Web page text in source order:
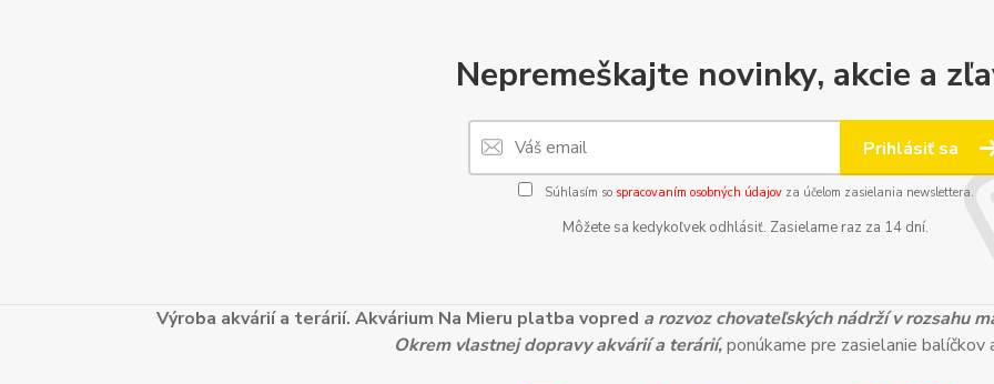
Nepremeškajte novinky, akcie a
Prihlásiť sa
Súhlasím so spracovaním osobných údajovza účelom zasielania newslettera.
Môžete sa kedykoľvek odhlásiť. Zasielame raz za 14 dní.
Výroba akvárií a terárií. Akvárium Na Mieru platba vopred a rozvoz chovateľských nádrží v rozsahu
Okrem vlastnej dopravy akvárií a terárií,ponúkame pre zasielanie balíčkov